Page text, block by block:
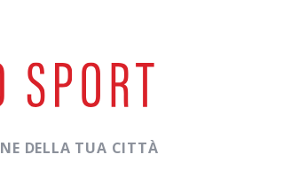
DELLA TUA CITTÀ